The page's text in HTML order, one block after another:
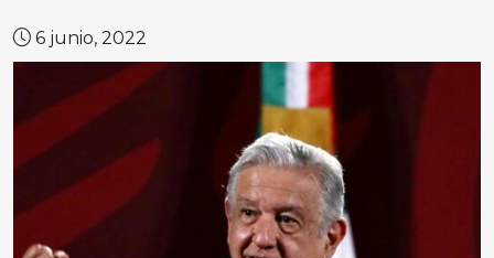
6 junio, 2022